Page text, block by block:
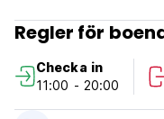
Dessutom gratis
ligger 32 kilometer från
Regler för
Checka in
11:00 - 20:00